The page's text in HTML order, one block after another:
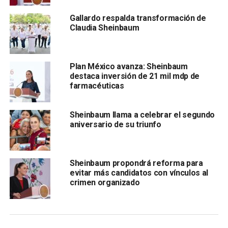
Sobre su Proyecto de Nación, informó que será
presentado el próximo 1 de marzo, durante su arranque de
campaña en el Zócalo de la Ciudad de México y está
conformado por propuestas propias, las reformas
constitucionales del Presidente Andrés Manuel López
Obrador y opiniones de la sociedad civil, derivadas de los
Diálogos por la Transformación.
proyectos en diferentes entidades de la República (…)
Vamos a presentar los puntos que incluyen los 20 puntos
que presentó el presidente, que reforzamos con algunas
de infraestructura”, anunció.
Gallardo respalda transformación de
Claudia Sheinbaum
Plan México avanza: Sheinbaum
destaca inversión de 21 mil mdp de
farmacéuticas
Sheinbaum llama a celebrar el segundo
aniversario de su triunfo
Sheinbaum propondrá reforma para
evitar más candidatos con vínculos al
crimen organizado